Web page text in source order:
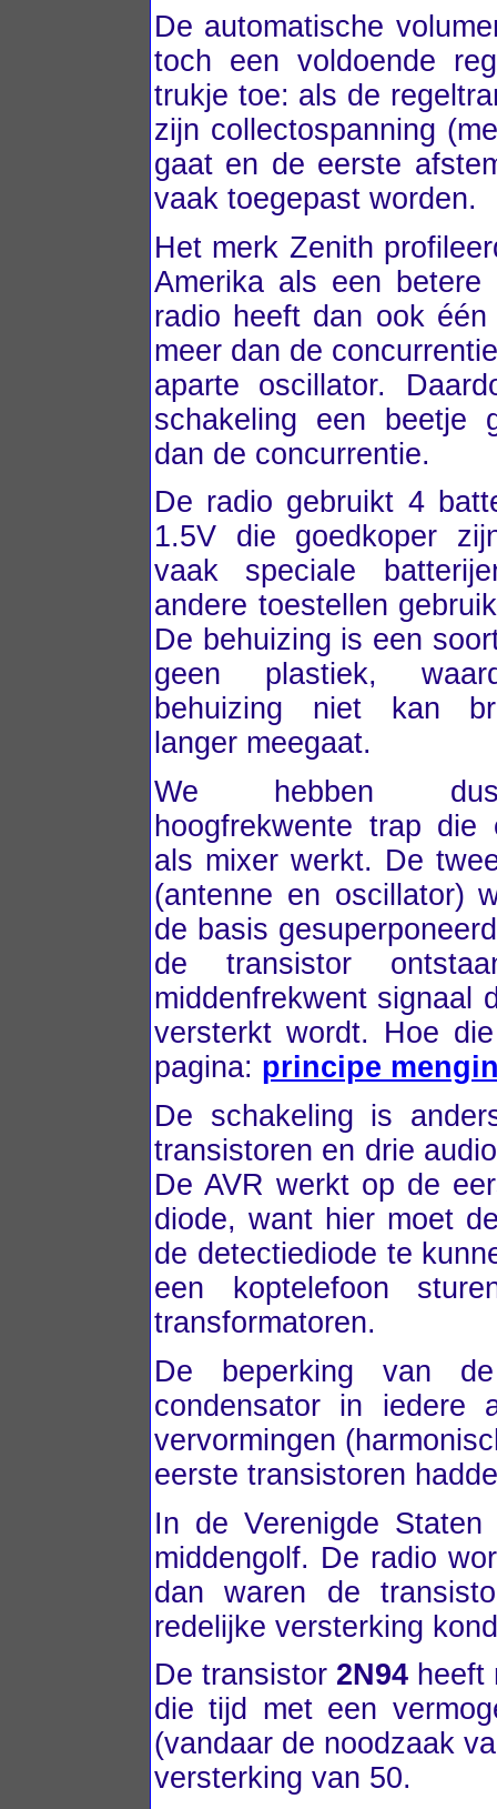
De automatische
toch een voldoende
trukje toe: als de
zijn collectospanning
gaat en de eerste
vaak toegepast worden.
Het merk Zenith
Amerika als een betere
radio heeft dan ook één
meer dan de
aparte oscillator.
schakeling een beetje
dan de concurrentie.
De radio gebruikt 4
1.5V die goedkoper
vaak speciale
andere toestellen
De behuizing is een
geen plastiek,
behuizing niet kan
langer meegaat.
We hebben
hoogfrekwente trap die
als mixer werkt. De
(antenne en oscillator)
de basis
de transistor
middenfrekwent signaal
versterkt wordt. Hoe
pagina: principe
De schakeling is
transistoren en drie
De AVR werkt op de
diode, want hier moet
de detectiediode te
een koptelefoon
transformatoren.
De beperking van
condensator in iedere
vervormingen
eerste transistoren
In de Verenigde
middengolf. De radio
dan waren de
redelijke versterking
De transistor 2N94 heeft
die tijd met een
(vandaar de noodzaak
versterking van 50.